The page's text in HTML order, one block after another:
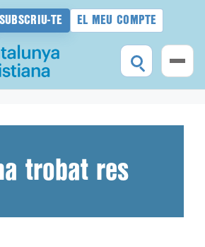
SUBSCRIU-TE EL MEU COMPTE
trobat res